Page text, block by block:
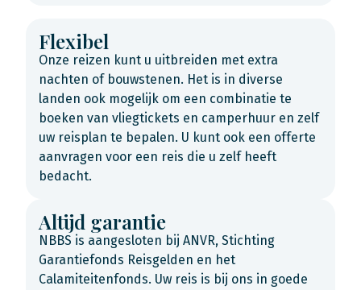
Flexibel
Onze reizen kunt u uitbreiden met extra
nachten of bouwstenen. Het is in diverse
landen ook mogelijk om een combinatie te
boeken van vliegtickets en camperhuur en zelf
uw reisplan te bepalen. U kunt ook een offerte
aanvragen voor een reis die u zelf heeft
bedacht.
Altijd garantie
NBBS is aangesloten bij ANVR, Stichting
Garantiefonds Reisgelden en het
Calamiteitenfonds. Uw reis is bij ons in goede